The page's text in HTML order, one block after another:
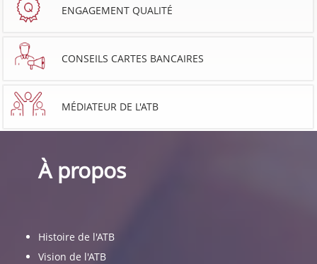
ENGAGEMENT QUALITÉ
CONSEILS CARTES BANCAIRES
MÉDIATEUR DE L'ATB
À propos
Histoire de l'ATB
Vision de l'ATB